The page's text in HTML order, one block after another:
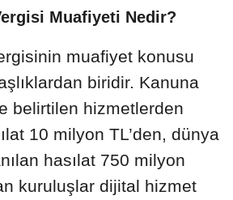
Muafiyeti Nedir?
muafiyet konusu
biridir. Kanuna
belirtilen hizmetlerden
10 milyon TL’den, dünya
hasılat 750 milyon
kuruluşlar dijital hizmet